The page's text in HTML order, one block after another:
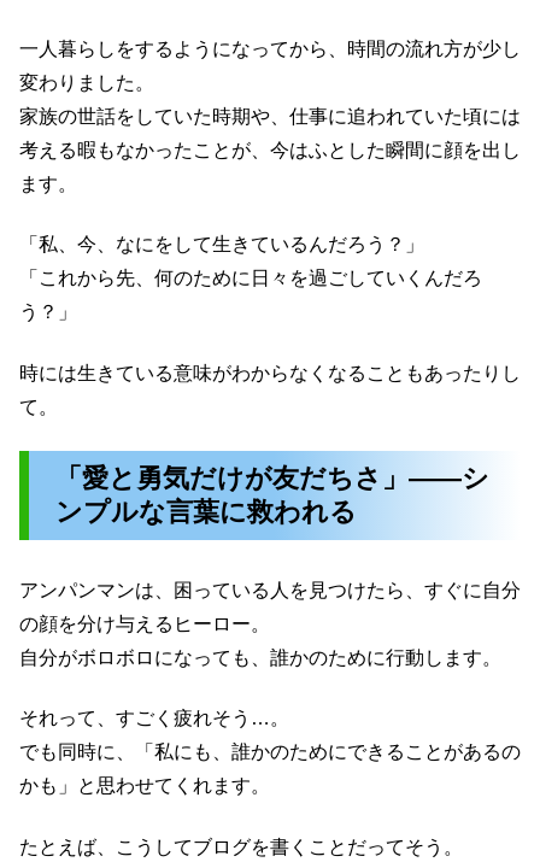
一人暮らしをするようになってから、時間の流れ方が少し
変わりました。
家族の世話をしていた時期や、仕事に追われていた頃には
考える暇もなかったことが、今はふとした瞬間に顔を出し
ます。
「私、今、なにをして生きているんだろう？」
「これから先、何のために日々を過ごしていくんだろ
う？」
時には生きている意味がわからなくなることもあったりし
て。
「愛と勇気だけが友だちさ」――シ
ンプルな言葉に救われる
アンパンマンは、困っている人を見つけたら、すぐに自分
の顔を分け与えるヒーロー。
自分がボロボロになっても、誰かのために行動します。
それって、すごく疲れそう…。
でも同時に、「私にも、誰かのためにできることがあるの
かも」と思わせてくれます。
たとえば、こうしてブログを書くことだってそう。